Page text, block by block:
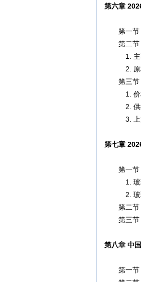
第六章
第一节
第二节
1. 主要
2. 原材
第三节
1. 价
2. 供给
3. 上游
第七章
第一节
1. 玻璃
2. 玻璃
第二节
第三节
第八章 中
第一节